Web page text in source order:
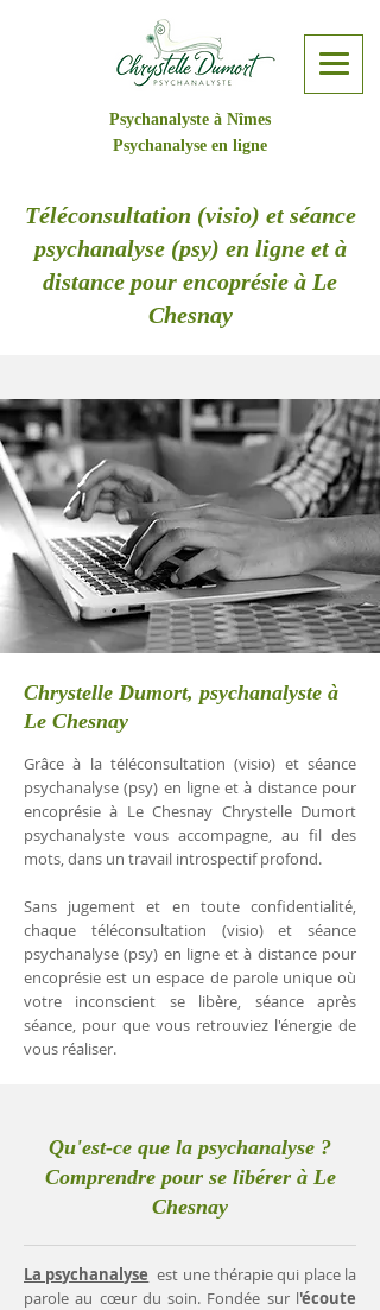
Psychanalyste à Nîmes
Psychanalyse en ligne
Téléconsultation (visio) et séance
psychanalyse (psy) en ligne et à
distance pour encoprésie à Le
Chesnay
Chrystelle Dumort, psychanalyste à
Le Chesnay
Grâce à la téléconsultation (visio) et séance
psychanalyse (psy) en ligne et à distance pour
encoprésie à Le Chesnay Chrystelle Dumort
psychanalyste vous accompagne, au fil des
mots, dans un travail introspectif profond.
Sans jugement et en toute confidentialité,
chaque téléconsultation (visio) et séance
psychanalyse (psy) en ligne et à distance pour
encoprésie est un espace de parole unique où
votre inconscient se libère, séance après
séance, pour que vous retrouviez l'énergie de
vous réaliser.
Qu'est-ce que la psychanalyse ?
Comprendre pour se libérer à Le
Chesnay
La psychanalyse est une thérapie qui place la
parole au cœur du soin. Fondée sur l'écoute